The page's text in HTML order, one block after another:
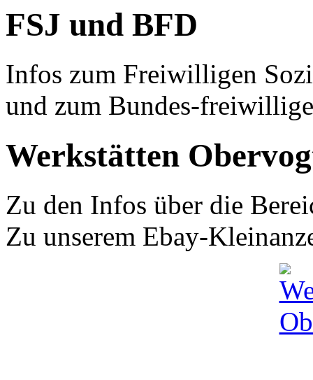
FSJ und BFD
Infos zum Freiwilligen
und zum Bundes-
Werkstätten
Zu den Infos über die
Zu unserem Ebay-